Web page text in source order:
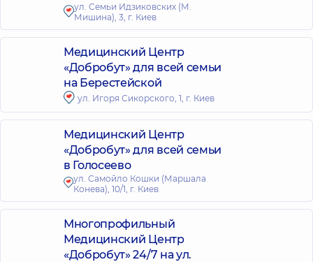
ул. Семьи Идзиковских (М.
Мишина), 3, г. Киев
Медицинский Центр
«Добробут» для всей семьи
на Берестейской
ул. Игоря Сикорского, 1, г. Киев
Медицинский Центр
«Добробут» для всей семьи
в Голосеево
ул. Самойло Кошки (Маршала
Конева), 10/1, г. Киев
Многопрофильный
Медицинский Центр
«Добробут» 24/7 на ул.